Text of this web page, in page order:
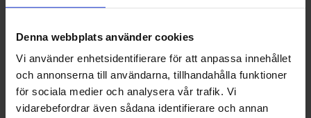
Denna webbplats använder cookies
Vi använder enhetsidentifierare för att anpassa innehållet
och annonserna till användarna, tillhandahålla funktioner
för sociala medier och analysera vår trafik. Vi
vidarebefordrar även sådana identifierare och annan
Air Liquide och Ohlssons i nytt samarbete
LÄS MER
2024-08-15
Ohlssons i nytt renhållningsuppdrag i